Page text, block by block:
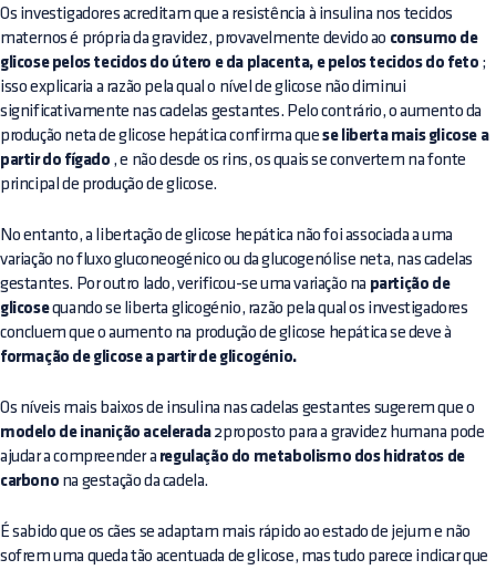
Os investigadores acreditam que a resistência à insulina nos tecidos
maternos é própria da gravidez, provavelmente devido ao consumo de
glicose pelos tecidos do útero e da placenta, e pelos tecidos do feto ;
isso explicaria a razão pela qual o nível de glicose não diminui
significativamente nas cadelas gestantes. Pelo contrário, o aumento da
produção neta de glicose hepática confirma quese liberta mais glicose a
partir do fígado , e não desde os rins, os quais se convertem na fonte
principal de produção de glicose.
No entanto, a libertação de glicose hepática não foi associada a uma
variação no fluxo gluconeogénico ou da glucogenólise neta, nas cadelas
gestantes. Por outro lado, verificou-se uma variação na partição de
glicosequando se liberta glicogénio, razão pela qual os investigadores
concluem que o aumento na produção de glicose hepática se deve à
formação de glicose a partir de glicogénio.
Os níveis mais baixos de insulina nas cadelas gestantes sugerem que o
modelo de inanição acelerada2proposto para a gravidez humana pode
ajudar a compreender a regulação do metabolismo dos hidratos de
carbono na gestação da cadela.
É sabido que os cães se adaptam mais rápido ao estado de jejum e não
sofrem uma queda tão acentuada de glicose, mas tudo parece indicar que